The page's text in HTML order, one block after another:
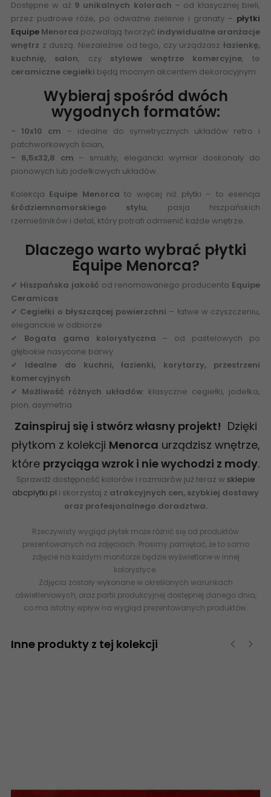
Dostępne w aż 9 unikalnych kolorach – od klasycznej bieli,
przez pudrowe róże, po odważne zielenie i granaty – płytki
Equipe Menorca pozwalają tworzyć indywidualne aranżacje
wnętrz z duszą. Niezależnie od tego, czy urządzasz łazienkę,
kuchnię, salon, czy stylowe wnętrze komercyjne, te
ceramiczne cegiełki będą mocnym akcentem dekoracyjnym.
Wybieraj spośród dwóch
wygodnych formatów:
- 10x10 cm – idealne do symetrycznych układów retro i
patchworkowych ścian,
- 6,5x32,8 cm – smukły, elegancki wymiar doskonały do
pionowych lub jodełkowych układów.
Kolekcja Equipe Menorca to więcej niż płytki – to esencja
śródziemnomorskiego stylu, pasja hiszpańskich
rzemieślników i detal, który potrafi odmienić każde wnętrze.
Dlaczego warto wybrać płytki
Equipe Menorca?
✔ Hiszpańska jakość od renomowanego producenta Equipe
Ceramicas
✔ Cegiełki o błyszczącej powierzchni – łatwe w czyszczeniu,
eleganckie w odbiorze
✔ Bogata gama kolorystyczna – od pastelowych po
głębokie nasycone barwy
✔ Idealne do kuchni, łazienki, korytarzy, przestrzeni
komercyjnych
✔ Możliwość różnych układów: klasyczne cegiełki, jodełka,
pion, asymetria
Zainspiruj się i stwórz własny projekt! Dzięki
płytkom z kolekcji Menorca urządzisz wnętrze,
które przyciąga wzrok i nie wychodzi z mody.
Sprawdź dostępność kolorów i rozmiarów już teraz w sklepie
abcplytki.pl i skorzystaj z atrakcyjnych cen, szybkiej dostawy
oraz profesjonalnego doradztwa.
Rzeczywisty wygląd płytek może różnić się od produktów
prezentowanych na zdjęciach. Prosimy pamiętać, że to samo
zdjęcie na każdym monitorze będzie wyświetlone w innej
kolorystyce.
Zdjęcia zostały wykonane w określonych warunkach
oświetleniowych, oraz partii produkcyjnej dostępnej danego dnia,
co ma istotny wpływ na wygląd prezentowanych produktów.
Inne produkty z tej kolekcji